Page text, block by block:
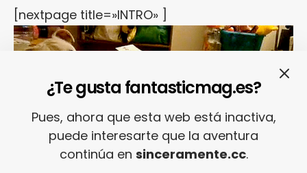
[nextpage title=»INTRO» ]
¿Te gusta fantasticmag.es?
Pues, ahora que esta web está inactiva,
puede interesarte que la aventura
continúa en sinceramente.cc.